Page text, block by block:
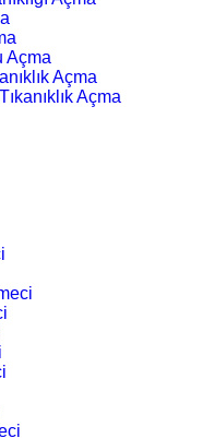
Açma
Açma
Açma